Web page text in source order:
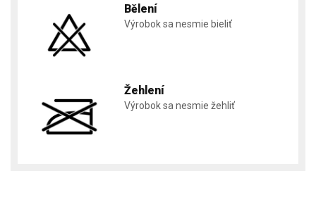
Bělení
Výrobok sa nesmie bieliť
Žehlení
Výrobok sa nesmie žehliť